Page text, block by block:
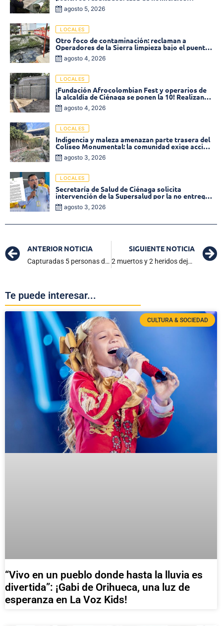
disminuyó un 58% en 2026
agosto 5, 2026
LOCALES
Otro foco de contaminación: reclaman a
Operadores de la Sierra limpieza bajo el puente
de la calle 19 con carrera 11
agosto 4, 2026
LOCALES
¡Fundación Afrocolombian Fest y operarios de
la alcaldía de Ciénaga se ponen la 10! Realizan
limpieza de la parte posterior del Coliseo
Monumental
agosto 4, 2026
LOCALES
Indigencia y maleza amenazan parte trasera del
Coliseo Monumental: la comunidad exige acción
inmediata!
agosto 3, 2026
LOCALES
Secretaría de Salud de Ciénaga solicita
intervención de la Supersalud por la no entrega
de medicamentos en las EPS
agosto 3, 2026
ANTERIOR NOTICIA
Capturadas 5 personas dedicadas al tráfico de cocaína en Santa Marta: Enviaban a Estados Unidos y Holanda
SIGUIENTE NOTICIA
2 muertos y 2 heridos dejó atentado sicarial en el barrio Los Fundadores en Santa Marta
Te puede interesar...
CULTURA & SOCIEDAD
“Vivo en un pueblo donde hasta la lluvia es
divertida”: ¡Gabi de Orihueca, una luz de
esperanza en La Voz Kids!